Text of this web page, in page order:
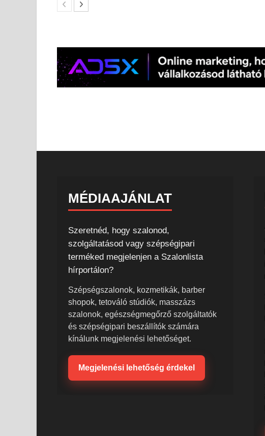
MÉDIAAJÁNLAT
Szeretnéd, hogy szalonod,
szolgáltatásod vagy szépségipari
terméked megjelenjen a Szalonlista
hírportálon?
Szépségszalonok, kozmetikák, barber
shopok, tetováló stúdiók, masszázs
szalonok, egészségmegőrző szolgáltatók
és szépségipari beszállítók számára
kínálunk megjelenési lehetőséget.
Megjelenési lehetőség érdekel